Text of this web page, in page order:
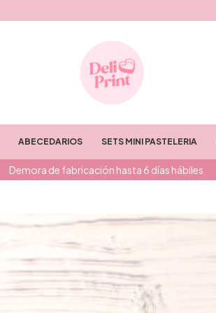
Demora de fabricación hasta 6 días hábiles
ABECEDARIOS SETS MINI PASTELERIA